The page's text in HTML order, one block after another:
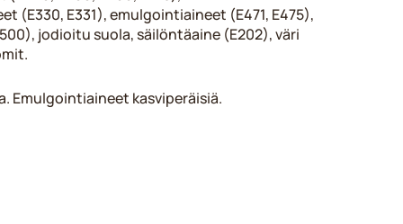
(E330, E331), emulgointiaineet (E471, E475),
jodioitu suola, säilöntäaine (E202), väri
Emulgointiaineet kasviperäisiä.